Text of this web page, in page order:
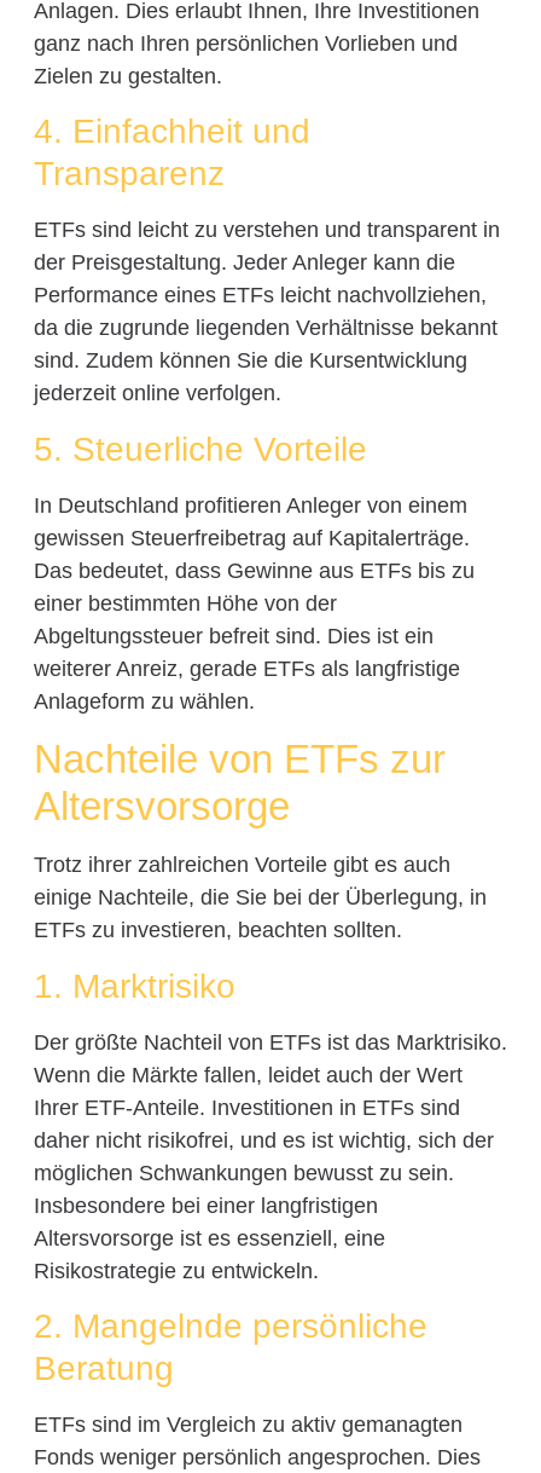
Anlagen. Dies erlaubt Ihnen, Ihre Investitionen
ganz nach Ihren persönlichen Vorlieben und
Zielen zu gestalten.
4. Einfachheit und
Transparenz
ETFs sind leicht zu verstehen und transparent in
der Preisgestaltung. Jeder Anleger kann die
Performance eines ETFs leicht nachvollziehen,
da die zugrunde liegenden Verhältnisse bekannt
sind. Zudem können Sie die Kursentwicklung
jederzeit online verfolgen.
5. Steuerliche Vorteile
In Deutschland profitieren Anleger von einem
gewissen Steuerfreibetrag auf Kapitalerträge.
Das bedeutet, dass Gewinne aus ETFs bis zu
einer bestimmten Höhe von der
Abgeltungssteuer befreit sind. Dies ist ein
weiterer Anreiz, gerade ETFs als langfristige
Anlageform zu wählen.
Nachteile von ETFs zur
Altersvorsorge
Trotz ihrer zahlreichen Vorteile gibt es auch
einige Nachteile, die Sie bei der Überlegung, in
ETFs zu investieren, beachten sollten.
1. Marktrisiko
Der größte Nachteil von ETFs ist das Marktrisiko.
Wenn die Märkte fallen, leidet auch der Wert
Ihrer ETF-Anteile. Investitionen in ETFs sind
daher nicht risikofrei, und es ist wichtig, sich der
möglichen Schwankungen bewusst zu sein.
Insbesondere bei einer langfristigen
Altersvorsorge ist es essenziell, eine
Risikostrategie zu entwickeln.
2. Mangelnde persönliche
Beratung
ETFs sind im Vergleich zu aktiv gemanagten
Fonds weniger persönlich angesprochen. Dies